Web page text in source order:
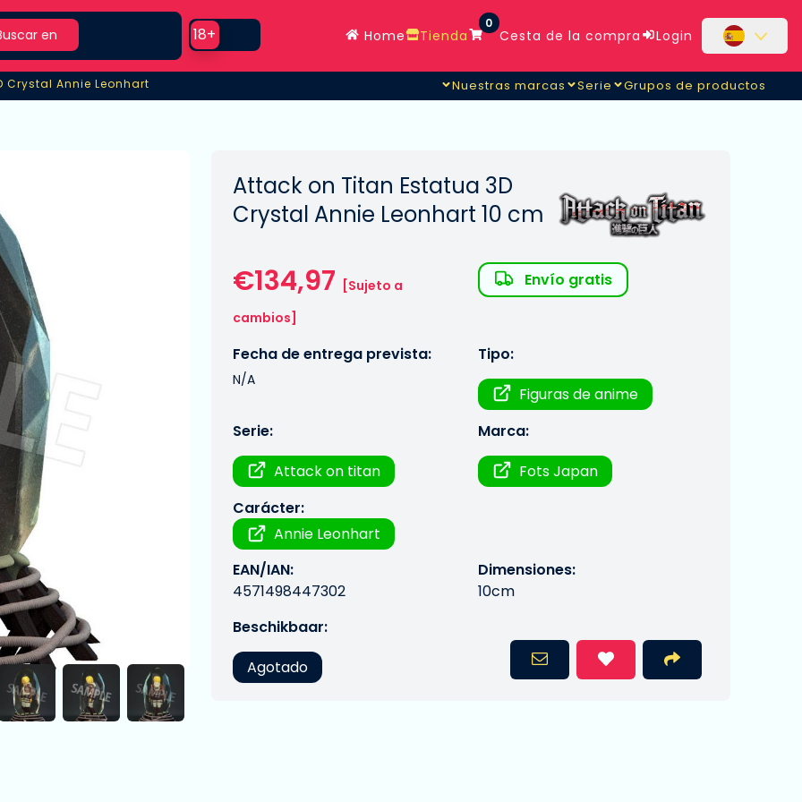
en
Use setting
18+ Home Tienda
0
Cesta de la compra Login
Crystal Annie Leonhart
Crystal Annie Leonhart Nuestras marcas Serie Grupos de productos
Attack on Titan Estatua 3D
Crystal Annie Leonhart 10 cm
€134,97 [Sujeto a
cambios]
Envío gratis
Fecha de entrega prevista:
N/A
Tipo:
Figuras de anime
Serie:
Attack on titan
Marca:
Fots Japan
Carácter:
Annie Leonhart
EAN/IAN:
4571498447302
Dimensiones:
10cm
Beschikbaar:
Agotado